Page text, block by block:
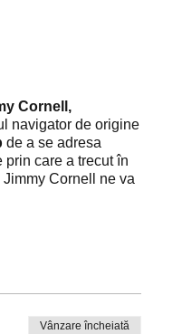
Cornell,
navigator de origine
de a se adresa
care a trecut în
Cornell ne va
Vânzare încheiată